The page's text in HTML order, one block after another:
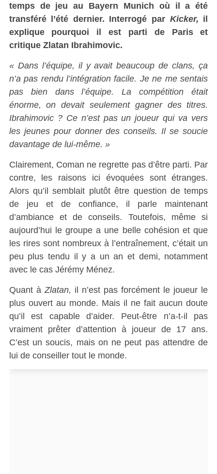
temps de jeu au Bayern Munich où il a été
transféré l’été dernier. Interrogé par Kicker, il
explique pourquoi il est parti de Paris et
critique Zlatan Ibrahimovic.
« Dans l’équipe, il y avait beaucoup de clans, ça
n’a pas rendu l’intégration facile. Je ne me sentais
pas bien dans l’équipe. La compétition était
énorme, on devait seulement gagner des titres.
Ibrahimovic ? Ce n’est pas un joueur qui va vers
les jeunes pour donner des conseils. Il se soucie
davantage de lui-même. »
Clairement, Coman ne regrette pas d’être parti. Par
contre, les raisons ici évoquées sont étranges.
Alors qu’il semblait plutôt être question de temps
de jeu et de confiance, il parle maintenant
d’ambiance et de conseils. Toutefois, même si
aujourd’hui le groupe a une belle cohésion et que
les rires sont nombreux à l’entraînement, c’était un
peu plus tendu il y a un an et demi, notamment
avec le cas Jérémy Ménez.
Quant à Zlatan, il n’est pas forcément le joueur le
plus ouvert au monde. Mais il ne fait aucun doute
qu’il est capable d’aider. Peut-être n’a-t-il pas
vraiment prêter d’attention à joueur de 17 ans.
C’est un soucis, mais on ne peut pas attendre de
lui de conseiller tout le monde.